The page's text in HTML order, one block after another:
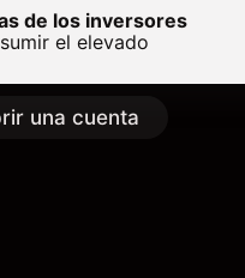
de los inversores
el elevado
una cuenta